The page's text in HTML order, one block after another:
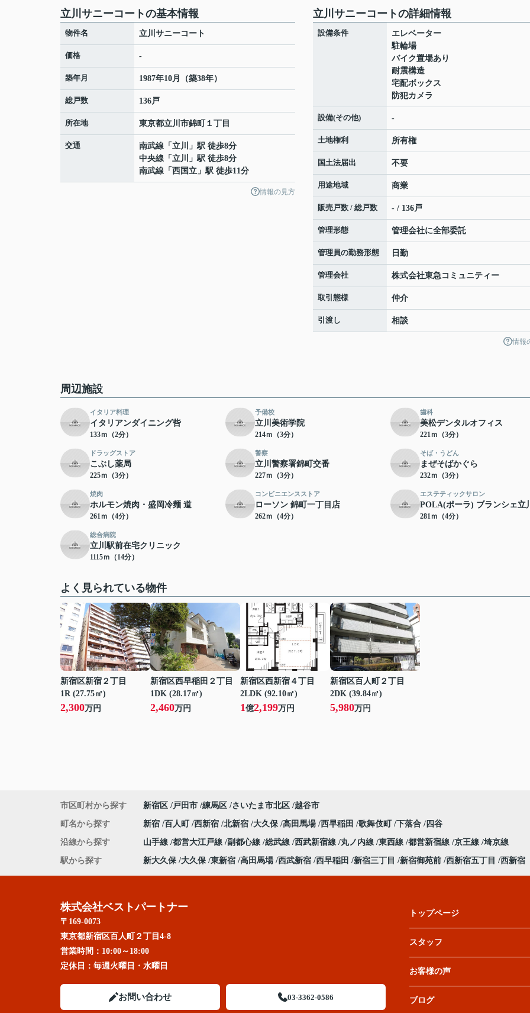
立川サニーコートの基本情報
物件名 立川サニーコート
価格 -
築年月 1987年10月（築38年）
総戸数 136戸
所在地 東京都立川市錦町 １丁目
交通 南武線 「 立川
」駅 徒歩8分
中央線 「 立川
」駅 徒歩8分
南武線 「 西国立 」駅 徒歩11分
情報の見方
立川サニーコートの詳細情報
設備条件
エレベーター
駐輪場
バイク置場あり
耐震構造
宅配ボックス
防犯カメラ
設備(その他) -
土地権利 所有権
国土法届出 不要
用途地域 商業
販売戸数 / 総戸数 - / 136戸
管理形態 管理会社に全部委託
管理員の勤務形態 日勤
管理会社 株式会社東急コミュニティー
取引態様 仲介
引渡し 相談
情報
周辺施設
イタリア料理
イタリアンダイニング呰
133ｍ（2分）
予備校
立川美術学院
214ｍ（3分）
歯科
美松デンタルオフィス
221ｍ（3分）
ドラッグストア
こぶし薬局
225ｍ（3分）
警察
立川警察署錦町交番
227ｍ（3分）
そば・うどん
まぜそばかぐら
232ｍ（3分）
焼肉
ホルモン焼肉・盛岡冷麺 道
261ｍ（4分）
コンビニエンスストア
ローソン 錦町一丁目店
262ｍ（4分）
エステティックサロン
POLA(ポーラ) ブランシェ立
281ｍ（4分）
総合病院
立川駅前在宅クリニック
1115ｍ（14分）
よく見られている物件
新宿区新宿２丁目
1R (27.75㎡)
2,300万円
新宿区西早稲田２丁目
1DK (28.17㎡)
2,460万円
新宿区西新宿４丁目
2LDK (92.10㎡)
1億2,199万円
新宿区百人町２丁目
2DK (39.84㎡)
5,980万円
市区町村から探す 新宿区 戸田市 練馬区 さいたま市北区 越谷市
町名から探す 新宿 百人町 西新宿 北新宿 大久保 高田馬場 西早稲田 歌舞伎町 下落合 四谷
沿線から探す 山手線 都営大江戸線 副都心線 総武線 西武新宿線 丸ノ内線 東西線 都営新宿線 京王線 埼京線
駅から探す 新大久保 大久保 東新宿 高田馬場 西武新宿 西早稲田 新宿三丁目 新宿御苑前 西新宿五丁目 西新宿
株式会社ベストパートナー
〒169-0073
東京都新宿区百人町２丁目4-8
営業時間： 10:00～18:00
定休日： 毎週火曜日・水曜日
お問い合わせ 03-3362-0586
トップページ
スタッフ
お客様の声
ブログ